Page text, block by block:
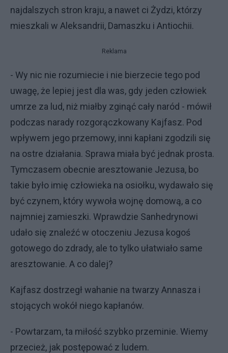
najdalszych stron kraju, a nawet ci Żydzi, którzy
mieszkali w Aleksandrii, Damaszku i Antiochii.
Reklama
- Wy nic nie rozumiecie i nie bierzecie tego pod
uwagę, że lepiej jest dla was, gdy jeden człowiek
umrze za lud, niż miałby zginąć cały naród - mówił
podczas narady rozgorączkowany Kajfasz. Pod
wpływem jego przemowy, inni kapłani zgodzili się
na ostre działania. Sprawa miała być jednak prosta.
Tymczasem obecnie aresztowanie Jezusa, bo
takie było imię człowieka na osiołku, wydawało się
być czynem, który wywoła wojnę domową, a co
najmniej zamieszki. Wprawdzie Sanhedrynowi
udało się znaleźć w otoczeniu Jezusa kogoś
gotowego do zdrady, ale to tylko ułatwiało same
aresztowanie. A co dalej?
Kajfasz dostrzegł wahanie na twarzy Annasza i
stojących wokół niego kapłanów.
- Powtarzam, ta miłość szybko przeminie. Wiemy
przecież, jak postępować z ludem.